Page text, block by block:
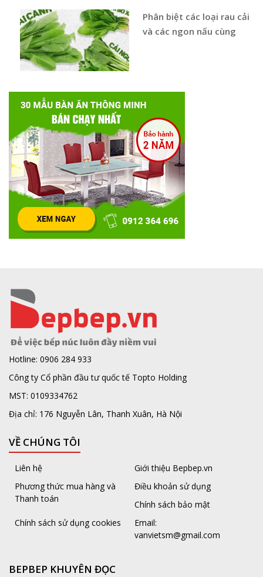
Phân biệt các loại rau cải
và các ngon nấu cùng
Hotline: 0906 284 933
Công ty Cổ phần đầu tư quốc tế Topto Holding
MST: 0109334762
Địa chỉ: 176 Nguyễn Lân, Thanh Xuân, Hà Nội
VỀ CHÚNG TÔI
Liên hệ
Giới thiệu Bepbep.vn
Phương thức mua hàng và
Thanh toán
Điều khoản sử dụng
Chính sách bảo mật
Chính sách sử dụng cookies
Email:
vanvietsm@gmail.com
BEPBEP KHUYÊN ĐỌC